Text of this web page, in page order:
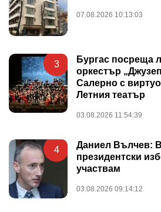
07.08.2026 10:13:03
3
Бургас посреща
оркестър
Салерно с
Летния театър
03.08.2026 11:54:39
4
Даниел Вълчев:
президентски
участвам
03.08.2026 09:14:12